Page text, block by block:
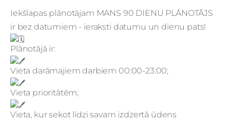
Iekšlapas plānotājam MANS 90 DIENU PLĀNOTĀJS
ir bez datumiem - ieraksti datumu un dienu pats!
Plānotājā ir:
Vieta darāmajiem darbiem 00:00-23:00;
Vieta prioritātēm;
Vieta, kur sekot līdzi savam izdzertā ūdens